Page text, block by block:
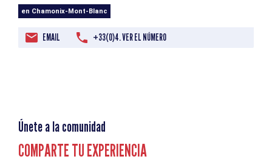
en Chamonix-Mont-Blanc
EMAIL +33(0)4. VER EL NÚMERO
Únete a la comunidad
COMPARTE TU EXPERIENCIA